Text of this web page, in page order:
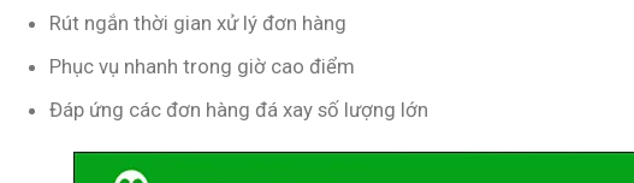
Rút ngắn thời gian xử lý đơn hàng
Phục vụ nhanh trong giờ cao điểm
Đáp ứng các đơn hàng đá xay số lượng lớn